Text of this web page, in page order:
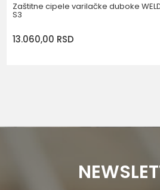
Zaštitne cipele varilačke duboke
S3
13.060,00 RSD